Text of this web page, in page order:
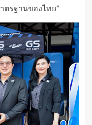
รฐานของไทย”